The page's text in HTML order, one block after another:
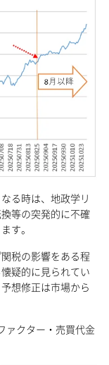
る時は、地政学リ
等の突発的に不確
す。
税の影響をある程
疑的に見られてい
想修正は市場から
ァクター・売買代金